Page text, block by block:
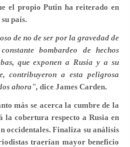
el propio Putin ha reiterado en
país.
de no de ser por la gravedad de
bombardeo de hechos
que exponen a Rusia y a su
contribuyeron a esta peligrosa
ahora", dice James Carden.
más se acerca la cumbre de la
la cobertura respecto a Rusia en
occidentales. Finaliza su análisis
traerían mayor beneficio